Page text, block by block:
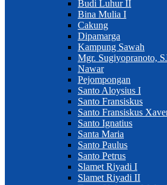
Budi Luhur II
Bina Mulia I
Cakung
Dipamarga
Kampung Sawah
Mgr. Sugiyopranoto,
Nawar
Pejompongan
Santo Aloysius I
Santo Fransiskus
Santo Fransiskus
Santo Ignatius
Santa Maria
Santo Paulus
Santo Petrus
Slamet Riyadi I
Slamet Riyadi II